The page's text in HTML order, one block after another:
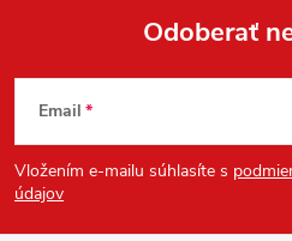
Z
á
p
Odoberať
Email
Vložením e-mailu súhlasíte s
údajov